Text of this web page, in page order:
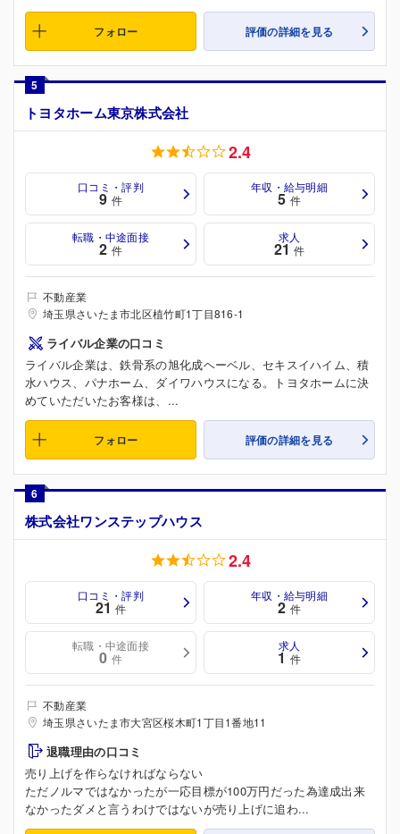
フォロー 評価の詳細を見る
5
トヨタホーム東京株式会社
2.4
口コミ・評判
9 件
年収・給与明細
5 件
転職・中途面接
2 件
求人
21 件
不動産業
埼玉県さいたま市北区植竹町1丁目816-1
ライバル企業の口コミ
ライバル企業は、鉄骨系の旭化成ヘーベル、セキスイハイム、積
水ハウス、パナホーム、ダイワハウスになる。トヨタホームに決
めていただいたお客様は、...
フォロー 評価の詳細を見る
6
株式会社ワンステップハウス
2.4
口コミ・評判
21 件
年収・給与明細
2 件
転職・中途面接
0 件
求人
1 件
不動産業
埼玉県さいたま市大宮区桜木町1丁目1番地11
退職理由の口コミ
売り上げを作らなければならない
ただノルマではなかったが一応目標が100万円だった為達成出来
なかったダメと言うわけではないが売り上げに追わ...